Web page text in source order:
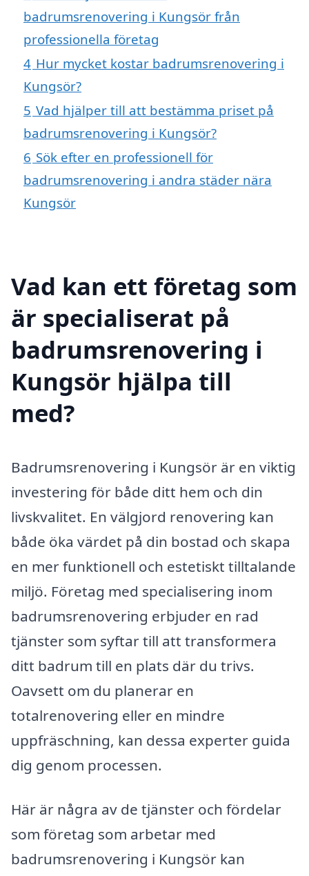
badrumsrenovering i Kungsör från
professionella företag
4 Hur mycket kostar badrumsrenovering i
Kungsör?
5 Vad hjälper till att bestämma priset på
badrumsrenovering i Kungsör?
6 Sök efter en professionell för
badrumsrenovering i andra städer nära
Kungsör
Vad kan ett företag som
är specialiserat på
badrumsrenovering i
Kungsör hjälpa till
med?
Badrumsrenovering i Kungsör är en viktig
investering för både ditt hem och din
livskvalitet. En välgjord renovering kan
både öka värdet på din bostad och skapa
en mer funktionell och estetiskt tilltalande
miljö. Företag med specialisering inom
badrumsrenovering erbjuder en rad
tjänster som syftar till att transformera
ditt badrum till en plats där du trivs.
Oavsett om du planerar en
totalrenovering eller en mindre
uppfräschning, kan dessa experter guida
dig genom processen.
Här är några av de tjänster och fördelar
som företag som arbetar med
badrumsrenovering i Kungsör kan